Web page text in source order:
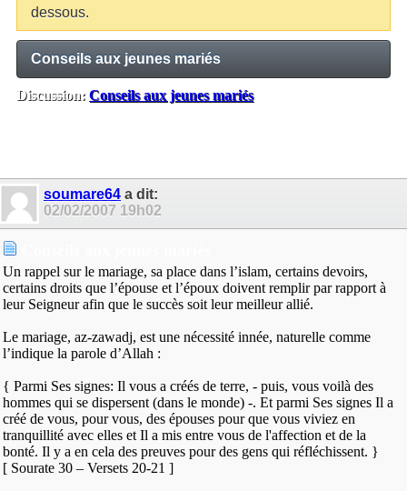
dessous.
Conseils aux jeunes mariés
Discussion: Conseils aux jeunes mariés
soumare64 a dit:
02/02/2007 19h02
Un rappel sur le mariage, sa place dans l’islam, certains devoirs,
certains droits que l’épouse et l’époux doivent remplir par rapport à
leur Seigneur afin que le succès soit leur meilleur allié.
Le mariage, az-zawadj, est une nécessité innée, naturelle comme
l’indique la parole d’Allah :
{ Parmi Ses signes: Il vous a créés de terre, - puis, vous voilà des
hommes qui se dispersent (dans le monde) -. Et parmi Ses signes Il a
créé de vous, pour vous, des épouses pour que vous viviez en
tranquillité avec elles et Il a mis entre vous de l'affection et de la
bonté. Il y a en cela des preuves pour des gens qui réfléchissent. }
[ Sourate 30 – Versets 20-21 ]